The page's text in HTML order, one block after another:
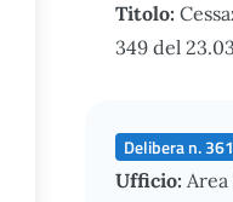
Titolo:
349 del
Delibera n.
Ufficio: